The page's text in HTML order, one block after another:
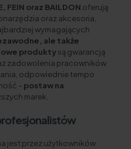
FEIN oraz BAILDON oferują
oraz akcesoria,
wymagających
ale także
produkty są gwarancją
zadowolenia pracowników.
odpowiednie tempo
– postaw na
marek.
jest przez użytkowników